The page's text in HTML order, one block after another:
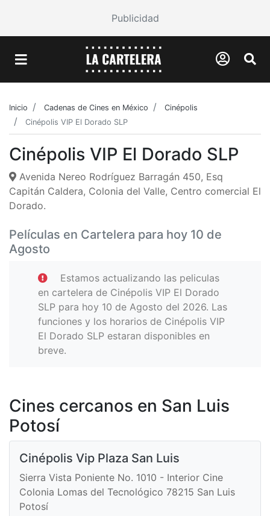
Publicidad
Inicio Cadenas de Cines en México
Cinépolis
Cinépolis VIP El Dorado SLP
Cinépolis VIP El Dorado SLP
Avenida Nereo Rodríguez Barragán 450, Esq
Capitán Caldera, Colonia del Valle, Centro comercial El
Dorado.
Películas en Cartelera para hoy 10 de
Agosto
Estamos actualizando las peliculas
en cartelera de Cinépolis VIP El Dorado
SLP para hoy 10 de Agosto del 2026. Las
funciones y los horarios de Cinépolis VIP
El Dorado SLP estaran disponibles en
breve.
Cines cercanos en San Luis
Potosí
Cinépolis Vip Plaza San Luis
Sierra Vista Poniente No. 1010 - Interior Cine
Colonia Lomas del Tecnológico 78215 San Luis
Potosí